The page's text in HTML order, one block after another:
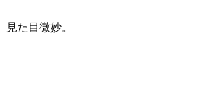
見た目微妙。